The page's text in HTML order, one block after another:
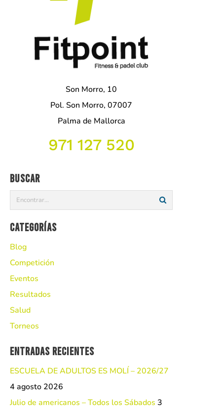
Son Morro, 10
Pol. Son Morro, 07007
Palma de Mallorca
971 127 520
Buscar
Categorías
Blog
Competición
Eventos
Resultados
Salud
Torneos
Entradas recientes
ESCUELA DE ADULTOS ES MOLÍ – 2026/27
4 agosto 2026
Julio de americanos – Todos los Sábados 3